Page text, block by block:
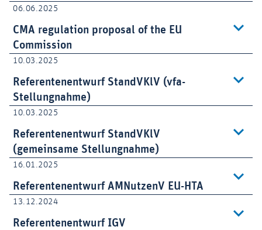
06.06.2025
CMA regulation proposal of the EU
Commission
10.03.2025
Referentenentwurf StandVKlV (vfa-
Stellungnahme)
10.03.2025
Referentenentwurf StandVKlV
(gemeinsame Stellungnahme)
16.01.2025
Referentenentwurf AMNutzenV EU-HTA
13.12.2024
Referentenentwurf IGV